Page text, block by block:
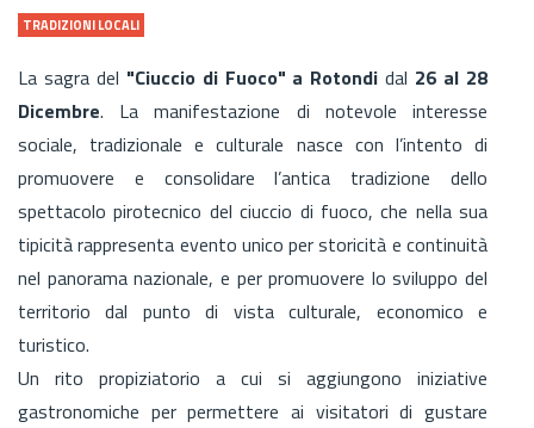
TRADIZIONI LOCALI
La sagra del "Ciuccio di Fuoco" a Rotondidal 26 al 28
Dicembre. La manifestazione di notevole interesse
sociale, tradizionale e culturale nasce con l’intento di
promuovere e consolidare l’antica tradizione dello
spettacolo pirotecnico del ciuccio di fuoco, che nella sua
tipicità rappresenta evento unico per storicità e continuità
nel panorama nazionale, e per promuovere lo sviluppo del
territorio dal punto di vista culturale, economico e
turistico.
Un rito propiziatorio a cui si aggiungono iniziative
gastronomiche per permettere ai visitatori di gustare